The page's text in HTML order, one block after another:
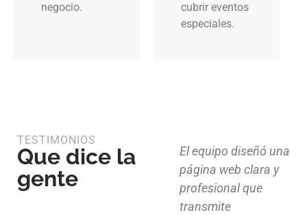
negocio.
cubrir eventos
especiales.
TESTIMONIOS
Que dice la
gente
Diseño limpio,
estructura funcional
y atención al detalle.
El equipo diseñó una
página web clara y
profesional que
transmite